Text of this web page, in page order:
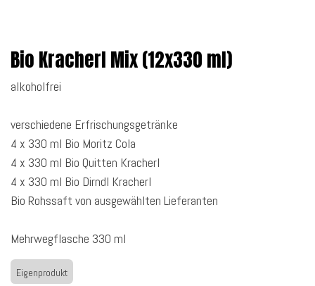
Bio Kracherl Mix (12x330 ml)
alkoholfrei
verschiedene Erfrischungsgetränke
4 x 330 ml Bio Moritz Cola
4 x 330 ml Bio Quitten Kracherl
4 x 330 ml Bio Dirndl Kracherl
Bio Rohssaft von ausgewählten Lieferanten
Mehrwegflasche 330 ml
Eigenprodukt